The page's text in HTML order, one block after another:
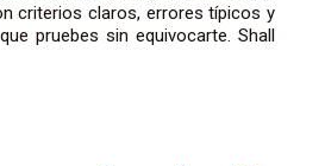
criterios claros, errores típicos y
pruebes sin equivocarte. Shall